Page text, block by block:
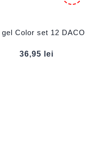
gel Color set 12 DACO
36,95 lei